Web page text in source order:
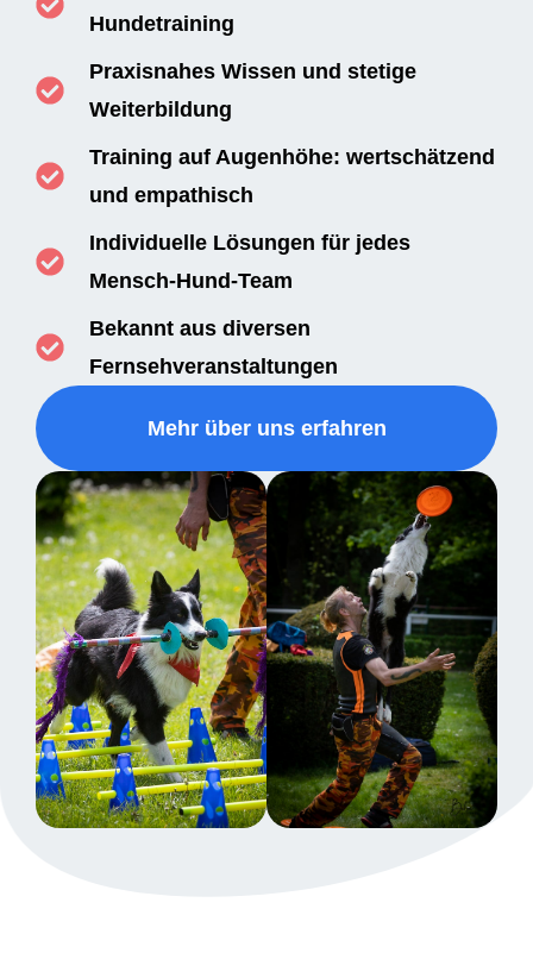
Hundetraining
Praxisnahes Wissen und stetige
Weiterbildung
Training auf Augenhöhe: wertschätzend
und empathisch
Individuelle Lösungen für jedes
Mensch-Hund-Team
Bekannt aus diversen
Fernsehveranstaltungen
Mehr über uns erfahren